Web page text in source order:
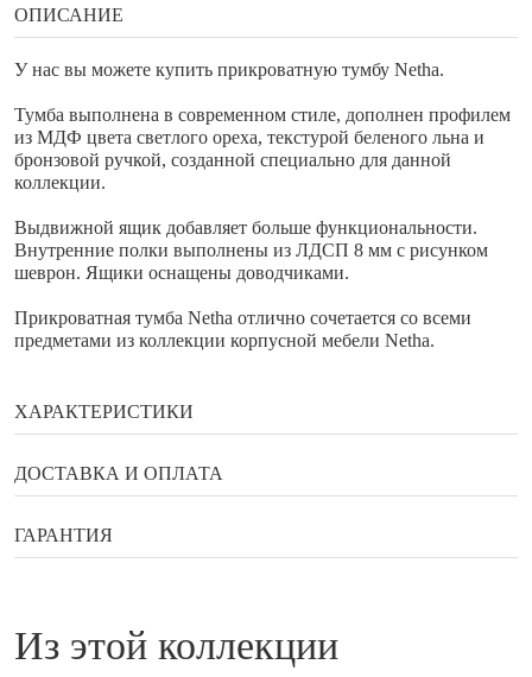
ОПИСАНИЕ
У нас вы можете купить прикроватную тумбу Netha.
Тумба выполнена в современном стиле, дополнен профилем
из МДФ цвета светлого ореха, текстурой беленого льна и
бронзовой ручкой, созданной специально для данной
коллекции.
Выдвижной ящик добавляет больше функциональности.
Внутренние полки выполнены из ЛДСП 8 мм с рисунком
шеврон. Ящики оснащены доводчиками.
Прикроватная тумба Netha отлично сочетается со всеми
предметами из коллекции корпусной мебели Netha.
ХАРАКТЕРИСТИКИ
Бренд
Сортировка (ручная)
ДОСТАВКА И ОПЛАТА
Способы оплаты
Наличными в галереи мебели Status
ГАРАНТИЯ
Гарантийный документ — договор, который выдаётся
из этой коллекции